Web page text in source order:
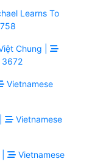
Learns To
Chung |
3672
Vietnamese
Vietnamese
Vietnamese